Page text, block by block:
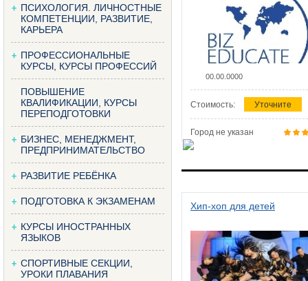
ПСИХОЛОГИЯ. ЛИЧНОСТНЫЕ
КОМПЕТЕНЦИИ, РАЗВИТИЕ,
КАРЬЕРА
ПРОФЕССИОНАЛЬНЫЕ
КУРСЫ, КУРСЫ ПРОФЕССИЙ
ПОВЫШЕНИЕ
КВАЛИФИКАЦИИ, КУРСЫ
ПЕРЕПОДГОТОВКИ
БИЗНЕС, МЕНЕДЖМЕНТ,
ПРЕДПРИНИМАТЕЛЬСТВО
РАЗВИТИЕ РЕБЁНКА
ПОДГОТОВКА К ЭКЗАМЕНАМ
КУРСЫ ИНОСТРАННЫХ
ЯЗЫКОВ
СПОРТИВНЫЕ СЕКЦИИ,
УРОКИ ПЛАВАНИЯ
00.00.0000
Стоимость: Уточните
Город не указан
Хип-хоп для детей